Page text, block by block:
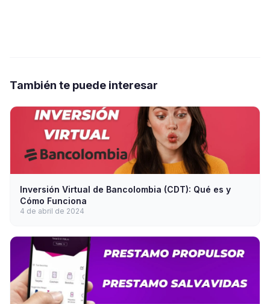
También te puede interesar
Inversión Virtual de Bancolombia (CDT): Qué es y
Cómo Funciona
4 de abril de 2024